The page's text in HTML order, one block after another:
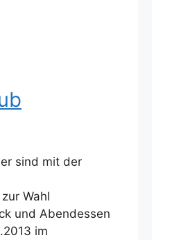
sind mit der
Wahl
und Abendessen
im